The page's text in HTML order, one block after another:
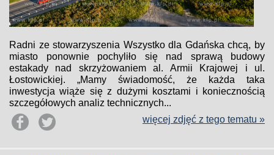
Radni ze stowarzyszenia Wszystko dla Gdańska chcą, by
miasto ponownie pochyliło się nad sprawą budowy
estakady nad skrzyżowaniem al. Armii Krajowej i ul.
Łostowickiej. „Mamy świadomość, że każda taka
inwestycja wiąże się z dużymi kosztami i koniecznością
szczegółowych analiz technicznych...
więcej zdjęć z tego tematu »